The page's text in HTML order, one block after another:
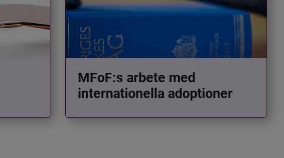
MFoF:s arbete med
internationella adoptioner